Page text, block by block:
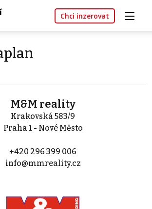
Chci inzerovat
M&M reality
Krakovská 583/9
Praha 1 - Nové Město
+420 296 399 006
info@mmreality.cz